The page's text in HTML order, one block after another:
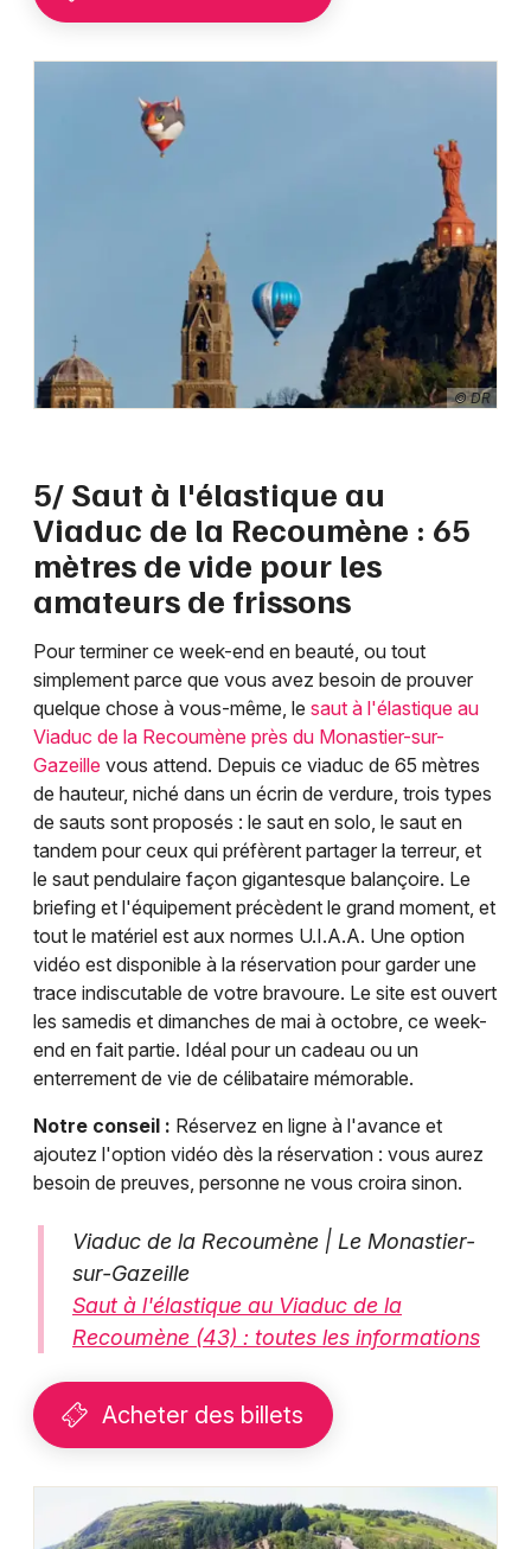
© DR
5/ Saut à l'élastique au
Viaduc de la Recoumène : 65
mètres de vide pour les
amateurs de frissons
Pour terminer ce week-end en beauté, ou tout
simplement parce que vous avez besoin de prouver
quelque chose à vous-même, le saut à l'élastique au
Viaduc de la Recoumène près du Monastier-sur-
Gazeille vous attend. Depuis ce viaduc de 65 mètres
de hauteur, niché dans un écrin de verdure, trois types
de sauts sont proposés : le saut en solo, le saut en
tandem pour ceux qui préfèrent partager la terreur, et
le saut pendulaire façon gigantesque balançoire. Le
briefing et l'équipement précèdent le grand moment, et
tout le matériel est aux normes U.I.A.A. Une option
vidéo est disponible à la réservation pour garder une
trace indiscutable de votre bravoure. Le site est ouvert
les samedis et dimanches de mai à octobre, ce week-
end en fait partie. Idéal pour un cadeau ou un
enterrement de vie de célibataire mémorable.
Notre conseil : Réservez en ligne à l'avance et
ajoutez l'option vidéo dès la réservation : vous aurez
besoin de preuves, personne ne vous croira sinon.
Viaduc de la Recoumène | Le Monastier-
sur-Gazeille
Saut à l'élastique au Viaduc de la
Recoumène (43) : toutes les informations
Acheter des billets